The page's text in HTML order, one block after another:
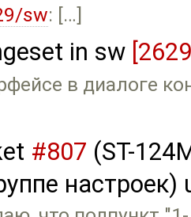
sw: […]
in sw
в диалоге
#807 (ST-